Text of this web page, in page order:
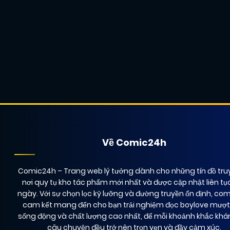
Về Comic24h
Comic24h – Trang web lý tưởng dành cho những tín đồ
nơi quy tụ kho tác phẩm mới nhất và được cập nhật liên
ngày. Với sự chọn lọc kỹ lưỡng và đường truyền ổn định,
cam kết mang đến cho bạn trải nghiệm đọc boylove
sống động và chất lượng cao nhất, để mỗi khoảnh khắc
câu chuyện đều trở nên trọn vẹn và đầy cảm xúc.